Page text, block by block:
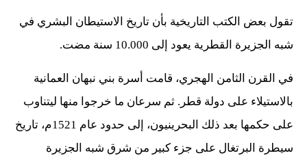
تقول بعض الكتب التاريخية بأن تاريخ الاستيطان البشري في
شبه الجزيرة القطرية يعود إلى 10.000 سنة مضت.
في القرن الثامن الهجري، قامت أسرة بني نبهان العمانية
بالاستيلاء على دولة قطر. ثم سرعان ما خرجوا منها ليتناوب
على حكمها بعد ذلك البحرينيون، إلى حدود عام 1521م، تاريخ
سيطرة البرتغال على جزء كبير من شرق شبه الجزيرة